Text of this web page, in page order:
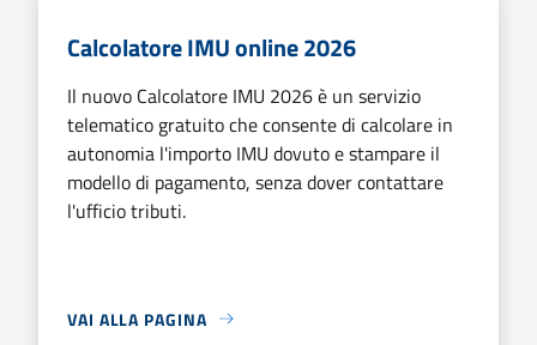
Calcolatore IMU online 2026
Il nuovo Calcolatore IMU 2026 è un servizio
telematico gratuito che consente di calcolare in
autonomia l'importo IMU dovuto e stampare il
modello di pagamento, senza dover contattare
l'ufficio tributi.
VAI ALLA PAGINA